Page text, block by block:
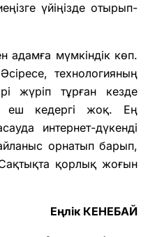
үйіңізде отырып-
адамға мүмкіндік көп.
технологияның
жүріп тұрған кезде
еш кедергі жоқ. Ең
интернет-дүкенді
орнатып барып,
қорлық жоғын
Еңлік КЕНЕБАЙ